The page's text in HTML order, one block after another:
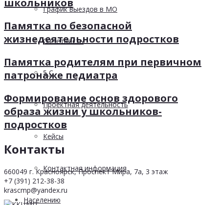
График выездов в МО
Отчетность
5 С
Проектная деятельность
Кейсы
Контактная информация
Населению
школьников
Памятка по безопасной
жизнедеятельности подростков
Памятка родителям при первичном
патронаже педиатра
Формирование основ здорового
образа жизни у школьников-
подростков
Контакты
660049 г. Красноярск, Проспект Мира, 7а, 3 этаж
+7 (391) 212-38-38
krascmp@yandex.ru